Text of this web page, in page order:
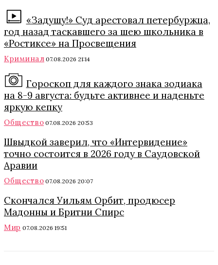
«Задушу!» Суд арестовал петербуржца,
год назад таскавшего за шею школьника в
«Ростиксе» на Просвещения
Криминал 07.08.2026 21:14
Гороскоп для каждого знака зодиака
на 8-9 августа: будьте активнее и наденьте
яркую кепку
Общество 07.08.2026 20:53
Швыдкой заверил, что «Интервидение»
точно состоится в 2026 году в Саудовской
Аравии
Общество 07.08.2026 20:07
Скончался Уильям Орбит, продюсер
Мадонны и Бритни Спирс
Мир 07.08.2026 19:51